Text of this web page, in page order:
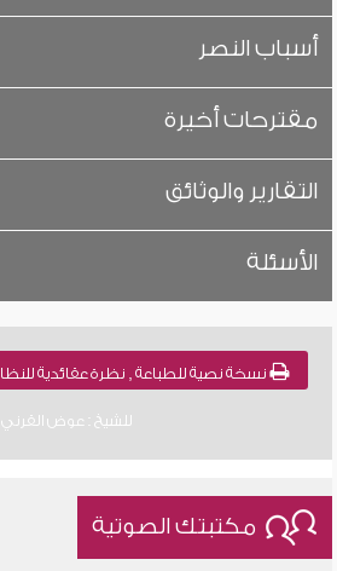
أسباب النصر
مقترحات أخيرة
التقارير والوثائق
الأسئلة
للشيخ : عوض القرني
مكتبتك الصوتية